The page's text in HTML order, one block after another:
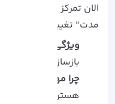
الان تمرکز بازی از
مدت” تغییر کرده.
ویژگی کلیدی:
بازسازی‌ شده
چرا مهمه:
هستن، نه فقط